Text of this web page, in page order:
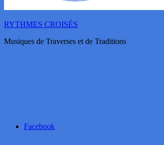
RYTHMES CROISÉS
Musiques de Traverses et de Traditions
Facebook